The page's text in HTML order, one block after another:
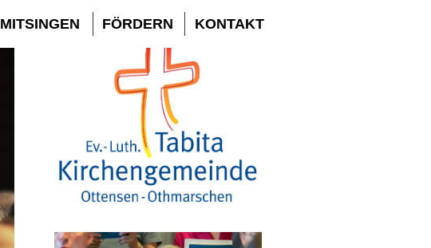
MITSINGEN FÖRDERN KONTAKT